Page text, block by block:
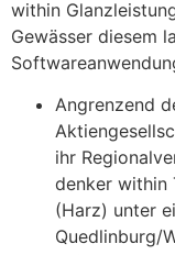
within
Gewässer diesem
Angrenzend
ihr
denker within
(Harz) unter
Quedlinburg/